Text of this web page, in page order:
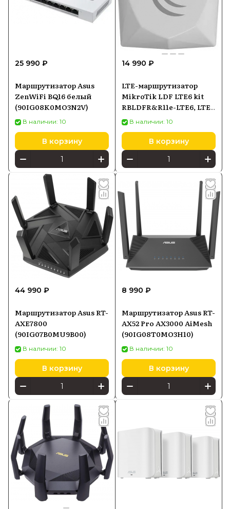
25 990 ₽
Маршрутизатор Asus
ZenWiFi BQ16 белый
(90IG08K0MO3N2V)
В наличии: 10
В корзину
14 990 ₽
LTE-маршрутизатор
MikroTik LDF LTE6 kit
RBLDFR&R11e-LTE6, LTE
Cat6, PoE-in
В наличии: 10
В корзину
44 990 ₽
Маршрутизатор Asus RT-
AXE7800
(90IG07B0MU9B00)
В наличии: 10
В корзину
8 990 ₽
Маршрутизатор Asus RT-
AX52 Pro AX3000 AiMesh
(90IG08T0MO3H10)
В наличии: 10
В корзину